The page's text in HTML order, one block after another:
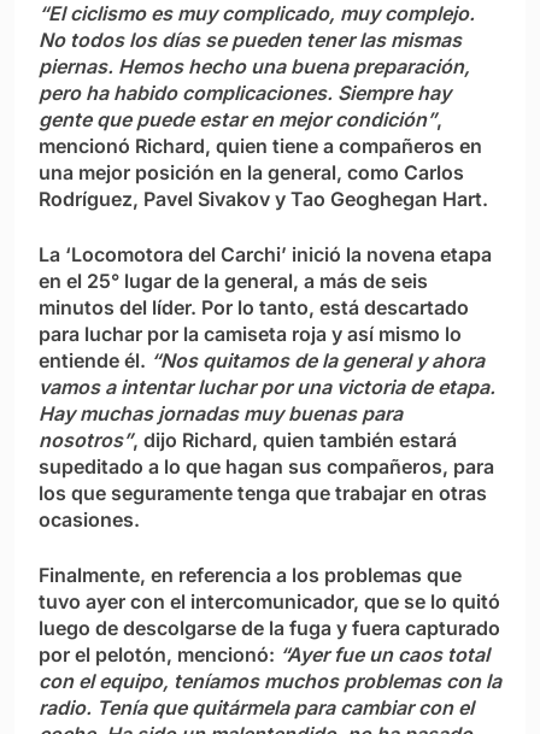
“El ciclismo es muy complicado, muy complejo.
No todos los días se pueden tener las mismas
piernas. Hemos hecho una buena preparación,
pero ha habido complicaciones. Siempre hay
gente que puede estar en mejor condición”,
mencionó Richard, quien tiene a compañeros en
una mejor posición en la general, como Carlos
Rodríguez, Pavel Sivakov y Tao Geoghegan Hart.
La ‘Locomotora del Carchi’ inició la novena etapa
en el 25° lugar de la general, a más de seis
minutos del líder. Por lo tanto, está descartado
para luchar por la camiseta roja y así mismo lo
entiende él. “Nos quitamos de la general y ahora
vamos a intentar luchar por una victoria de etapa.
Hay muchas jornadas muy buenas para
nosotros”, dijo Richard, quien también estará
supeditado a lo que hagan sus compañeros, para
los que seguramente tenga que trabajar en otras
ocasiones.
Finalmente, en referencia a los problemas que
tuvo ayer con el intercomunicador, que se lo quitó
luego de descolgarse de la fuga y fuera capturado
por el pelotón, mencionó: “Ayer fue un caos total
con el equipo, teníamos muchos problemas con la
radio. Tenía que quitármela para cambiar con el